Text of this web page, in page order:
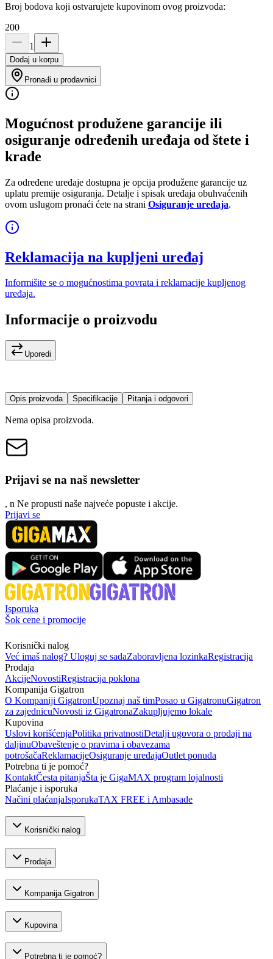
Broj bodova koji ostvarujete kupovinom ovog proizvoda:
200
1
Dodaj u korpu
Pronađi u prodavnici
Mogućnost produžene garancije ili
osiguranje određenih uređaja od štete i
krađe
Za određene uređaje dostupna je opcija produžene garancije uz
uplatu premije osiguranja. Detalje i spisak uređaja obuhvaćenih
ovom uslugom pronaći ćete na strani Osiguranje uređaja.
Reklamacija na kupljeni uređaj
Informišite se o mogućnostima povrata i reklamacije kupljenog
uređaja.
Informacije o proizvodu
Uporedi
Opis proizvoda Specifikacije Pitanja i odgovori
Nema opisa proizvoda.
Prijavi se na naš newsletter
, n Ne propusti naše najveće popuste i akcije.
Prijavi se
Isporuka
Šok cene i promocije
Korisnički nalog
Već imaš nalog? Uloguj se sadaZaboravljena lozinkaRegistracija
Prodaja
AkcijeNovostiRegistracija poklona
Kompanija Gigatron
O Kompaniji GigatronUpoznaj naš timPosao u GigatronuGigatron
za zajednicuNovosti iz GigatronaZakupljujemo lokale
Kupovina
Uslovi korišćenjaPolitika privatnostiDetalji ugovora o prodaji na
daljinuObaveštenje o pravima i obavezama
potrošačaReklamacijeOsiguranje uređajaOutlet ponuda
Potrebna ti je pomoć?
KontaktČesta pitanjaŠta je GigaMAX program lojalnosti
Plaćanje i isporuka
Načini plaćanjaIsporukaTAX FREE i Ambasade
Korisnički nalog
Prodaja
Kompanija Gigatron
Kupovina
Potrebna ti je pomoć?